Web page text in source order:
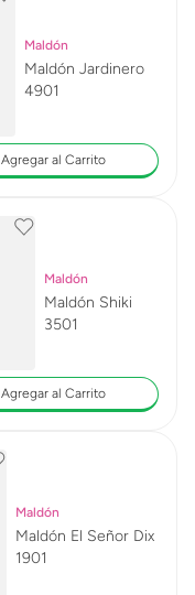
Maldón
Maldón Jardinero
4901
Agregar al Carrito
Maldón
Maldón Shiki
3501
Agregar al Carrito
Maldón
Maldón El Señor Dix
1901